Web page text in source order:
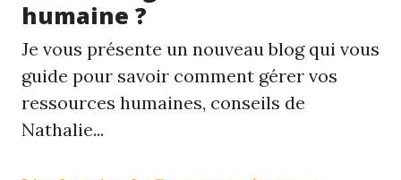
humaine ?
Je vous présente un nouveau blog qui vous
guide pour savoir comment gérer vos
ressources humaines, conseils de
Nathalie...